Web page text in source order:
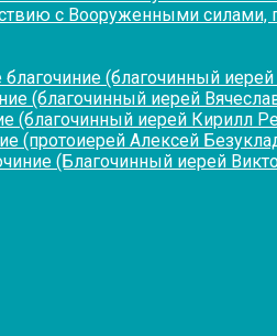
с Вооруженными силами,
(благочинный
(благочинный иерей
(благочинный иерей Кирилл
(протоиерей Алексей
(Благочинный иерей